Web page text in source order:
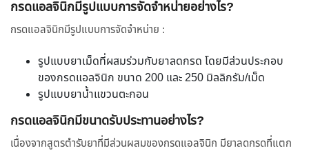
กรดแอลจินิกมีรูปแบบการจัดจำหน่ายอย่างไร?
กรดแอลจินิกมีรูปแบบการจัดจำหน่าย :
รูปแบบยาเม็ดที่ผสมร่วมกับยาลดกรด โดยมีส่วนประกอบ
ของกรดแอลจินิก ขนาด 200 และ 250 มิลลิกรัม/เม็ด
รูปแบบยาน้ำแขวนตะกอน
กรดแอลจินิกมีขนาดรับประทานอย่างไร?
เนื่องจากสูตรตำรับยาที่มีส่วนผสมของกรดแอลจินิก มียาลดกรดที่แตก